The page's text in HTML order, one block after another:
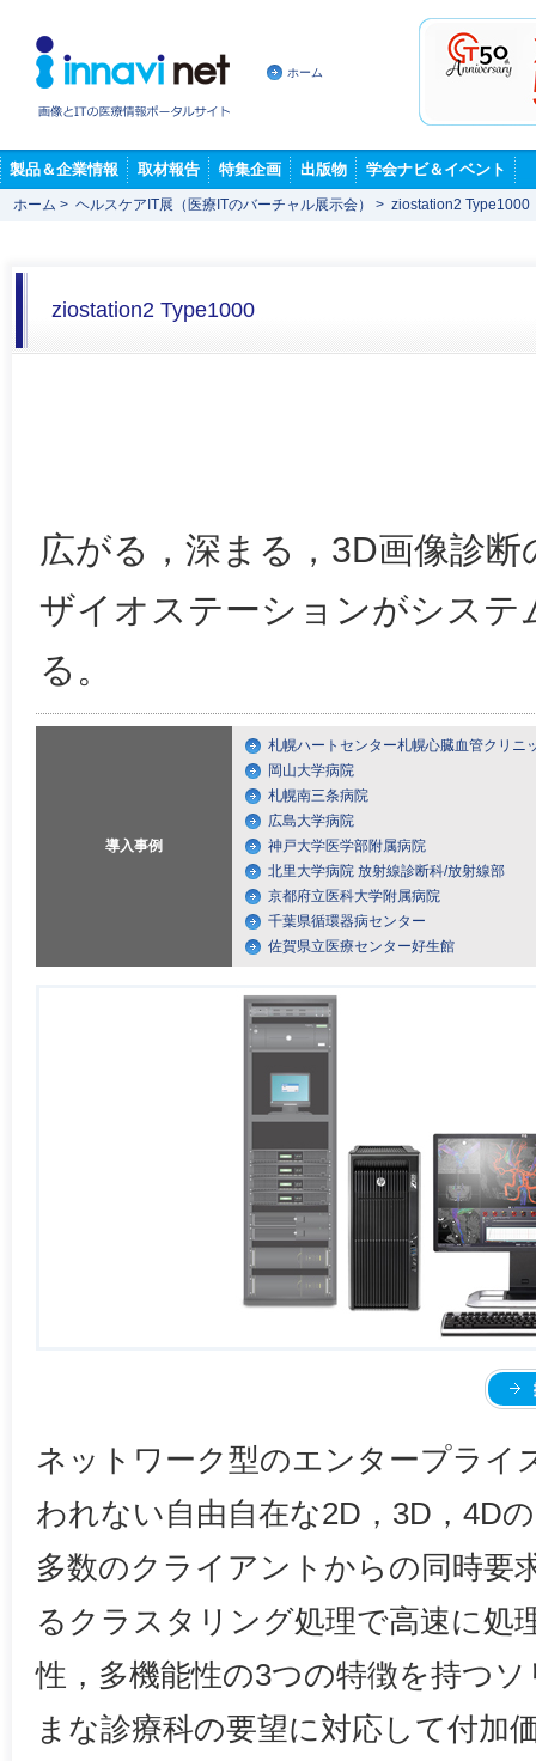
ホーム
製品＆企業情報 取材報告 特集企画 出版物 学会ナビ＆イベント
ホーム > ヘルスケアIT展（医療ITのバーチャル展示会） > ziostation2 Type1000
ziostation2 Type1000
広がる，深まる，3D画像診断
ザイオステーションがシステ
る。
導入事例
札幌ハートセンター札幌心臓血管クリニ
岡山大学病院
札幌南三条病院
広島大学病院
神戸大学医学部附属病院
北里大学病院 放射線診断科/放射線部
京都府立医科大学附属病院
千葉県循環器病センター
佐賀県立医療センター好生館
ネットワーク型のエンタープライ
われない自由自在な2D，3D，4D
多数のクライアントからの同時要
るクラスタリング処理で高速に処
性，多機能性の3つの特徴を持つ
まな診療科の要望に対応して付加